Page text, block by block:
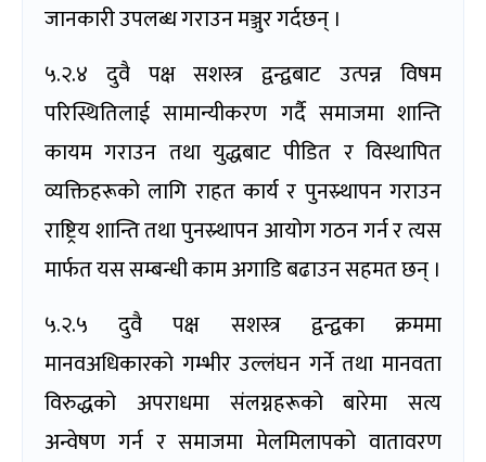
जानकारी उपलब्ध गराउन मञ्जुर गर्दछन् ।
५.२.४ दुवै पक्ष सशस्त्र द्वन्द्वबाट उत्पन्न विषम
परिस्थितिलाई सामान्यीकरण गर्दै समाजमा शान्ति
कायम गराउन तथा युद्धबाट पीडित र विस्थापित
व्यक्तिहरूको लागि राहत कार्य र पुनस्र्थापन गराउन
राष्ट्रिय शान्ति तथा पुनस्र्थापन आयोग गठन गर्न र त्यस
मार्फत यस सम्बन्धी काम अगाडि बढाउन सहमत छन् ।
५.२.५ दुवै पक्ष सशस्त्र द्वन्द्वका क्रममा
मानवअधिकारको गम्भीर उल्लंघन गर्ने तथा मानवता
विरुद्धको अपराधमा संलग्नहरूको बारेमा सत्य
अन्वेषण गर्न र समाजमा मेलमिलापको वातावरण